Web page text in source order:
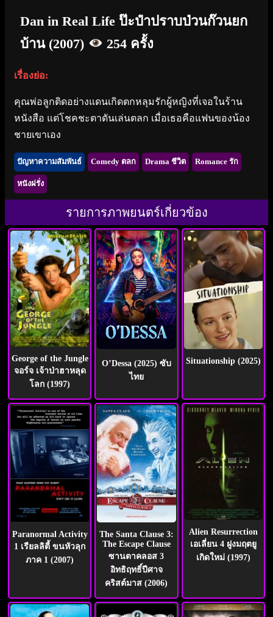
Dan in Real Life ป๊ะป๋าปราบป่วนก๊วนยก
บ้าน (2007)
254 ครั้ง
เรื่องย่อ:
คุณพ่อลูกติดอย่างแดนเกิดตกหลุมรักผู้หญิงที่เจอในร้าน
หนังสือ แต่โชคชะตาดันเล่นตลก เมื่อเธอคือแฟนของน้อง
ชายเขาเอง
ปัญหาความสัมพันธ์ Comedy ตลก Drama ชีวิต Romance รัก
หนังฝรั่ง
รายการภาพยนตร์เกี่ยวข้อง
George of the Jungle
จอร์จ เจ้าป่าฮาหลุด
โลก (1997)
O’Dessa (2025) ซับ
ไทย
Situationship (2025)
Paranormal Activity
1 เรียลลิตี้ ขนหัวลุก
ภาค 1 (2007)
The Santa Clause 3:
The Escape Clause
ซานตาคลอส 3
อิทธิฤทธิ์ปีศาจ
คริสต์มาส (2006)
Alien Resurrection
เอเลี่ยน 4 ฝูงมฤตยู
เกิดใหม่ (1997)